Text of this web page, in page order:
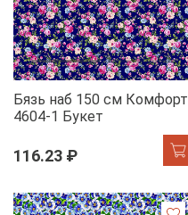
Бязь наб 150 см Комфорт
4604-1 Букет
116.23 ₽